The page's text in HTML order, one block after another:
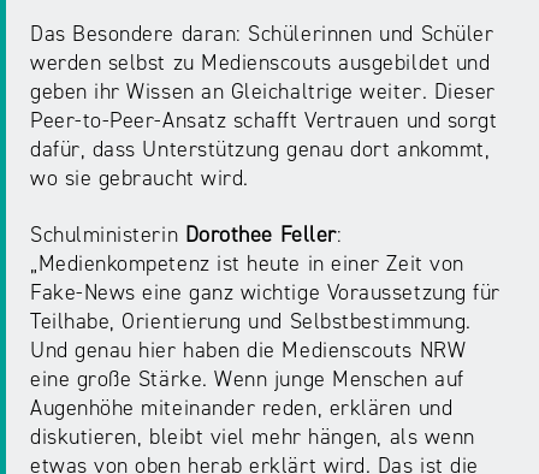
Standort
NRW
Werbung
Preis
für
mediale
Partizipation
Roadshow
gegen
Desinformation
Safer
Internet
Day
&
Anfahrt
Das Besondere daran: Schülerinnen und Schüler
werden selbst zu Medienscouts ausgebildet und
geben ihr Wissen an Gleichaltrige weiter. Dieser
Peer‑to‑Peer-Ansatz schafft Vertrauen und sorgt
dafür, dass Unterstützung genau dort ankommt,
wo sie gebraucht wird.
Schulministerin Dorothee Feller:
„Medienkompetenz ist heute in einer Zeit von
Fake-News eine ganz wichtige Voraussetzung für
Teilhabe, Orientierung und Selbstbestimmung.
Und genau hier haben die Medienscouts NRW
eine große Stärke. Wenn junge Menschen auf
Augenhöhe miteinander reden, erklären und
diskutieren, bleibt viel mehr hängen, als wenn
etwas von oben herab erklärt wird. Das ist die